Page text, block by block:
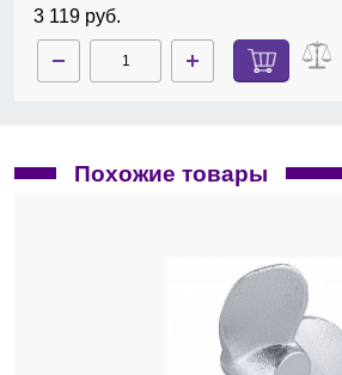
3 119 руб.
Похожие товары